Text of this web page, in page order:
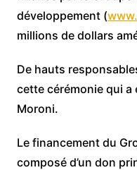
développement (
millions de dollars
De hauts
cette cérémonie qui a
Moroni.
Le financement du
composé d’un don